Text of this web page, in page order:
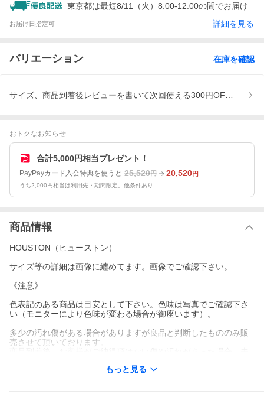
東京都は最短8/11（火）8:00-12:00の間でお届け
お届け日指定可 詳細を見る
バリエーション 在庫を確認
サイズ、商品到着後レビューを書いて次回使える300円OFFクーポ
おトクなお知らせ
合計5,000円相当プレゼント！
PayPayカード入会特典を使うと 25,520円 20,520円
うち2,000円相当は利用先・期間限定。他条件あり
商品情報
HOUSTON（ヒューストン）
サイズ等の詳細は画像に纏めてます。画像でご確認下さい。
《注意》
色表記のある商品は目安として下さい。色味は写真でご確認下さ
い（モニターにより色味が変わる場合が御座います）。
多少の汚れ傷がある場合がありますが良品と判断したもののみ販
売させて頂いております。
合、送料はお客様のご負担となりますので、気になる方は事前に
もっと見る